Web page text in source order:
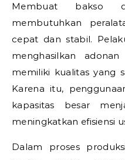
Membuat bakso
membutuhkan
cepat dan stabil.
menghasilkan
memiliki kualitas yang
Karena itu,
kapasitas besar
meningkatkan efisiensi
Dalam proses